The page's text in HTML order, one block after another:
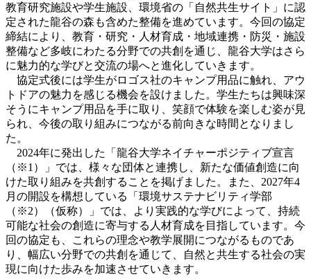
教育研究施設や学生施設、環境省の「自然共生サイト」に認
定された龍谷の森も含めた整備を進めています。今回の協定
締結により、教育・研究・人材育成・地域連携・防災・施設
整備など多岐にわたる分野での共創を通じ、龍谷大学はさら
に魅力的な学びと交流の場へと進化していきます。
協定式後には学生がロゴス社のキャンプ用品に触れ、アウ
トドアの魅力を感じる機会を設けました。学生たちは興味深
そうにキャンプ用品を手に取り、笑顔で体験を楽しむ姿が見
られ、今後の取り組みにつながる前向きな時間となりまし
た。
2024年に発出した「龍谷大学ネイチャーポジティブ宣言
（※1）」では、様々な団体と連携し、新たな価値創造に向
けた取り組みを共創することを掲げました。また、2027年4
月の開設を構想している「環境サステナビリティ学部
（※2）（仮称）」では、より実践的な学びによって、持続
可能な社会の創造に寄与する人材育成を目指しています。今
回の協定も、これらの理念や教学展開につながるものであ
り、幅広い分野での共創を通じて、自然と共生する社会の実
現に向けた歩みを加速させていきます。